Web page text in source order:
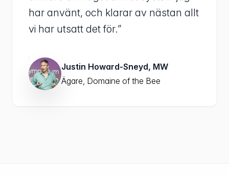
har använt, och klarar av nästan allt
vi har utsatt det för.”
Justin Howard-Sneyd, MW
Ägare, Domaine of the Bee